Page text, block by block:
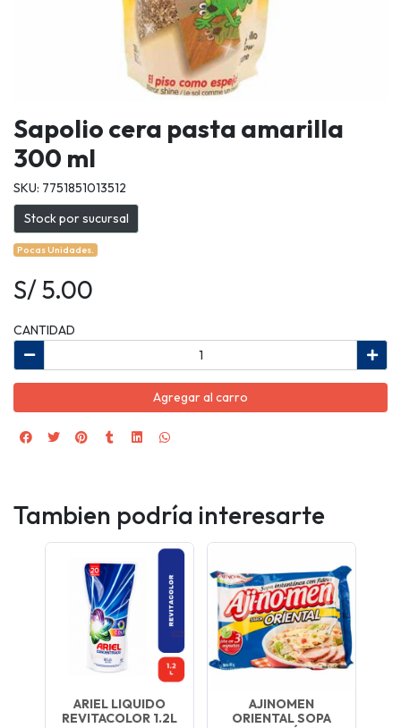
Sapolio cera pasta amarilla
300 ml
SKU: 7751851013512
Stock por sucursal
Pocas Unidades.
S/ 5.00
CANTIDAD
Agregar al carro
Tambien podría interesarte
ARIEL LIQUIDO
REVITACOLOR 1.2L
AJINOMEN
ORIENTAL SOPA